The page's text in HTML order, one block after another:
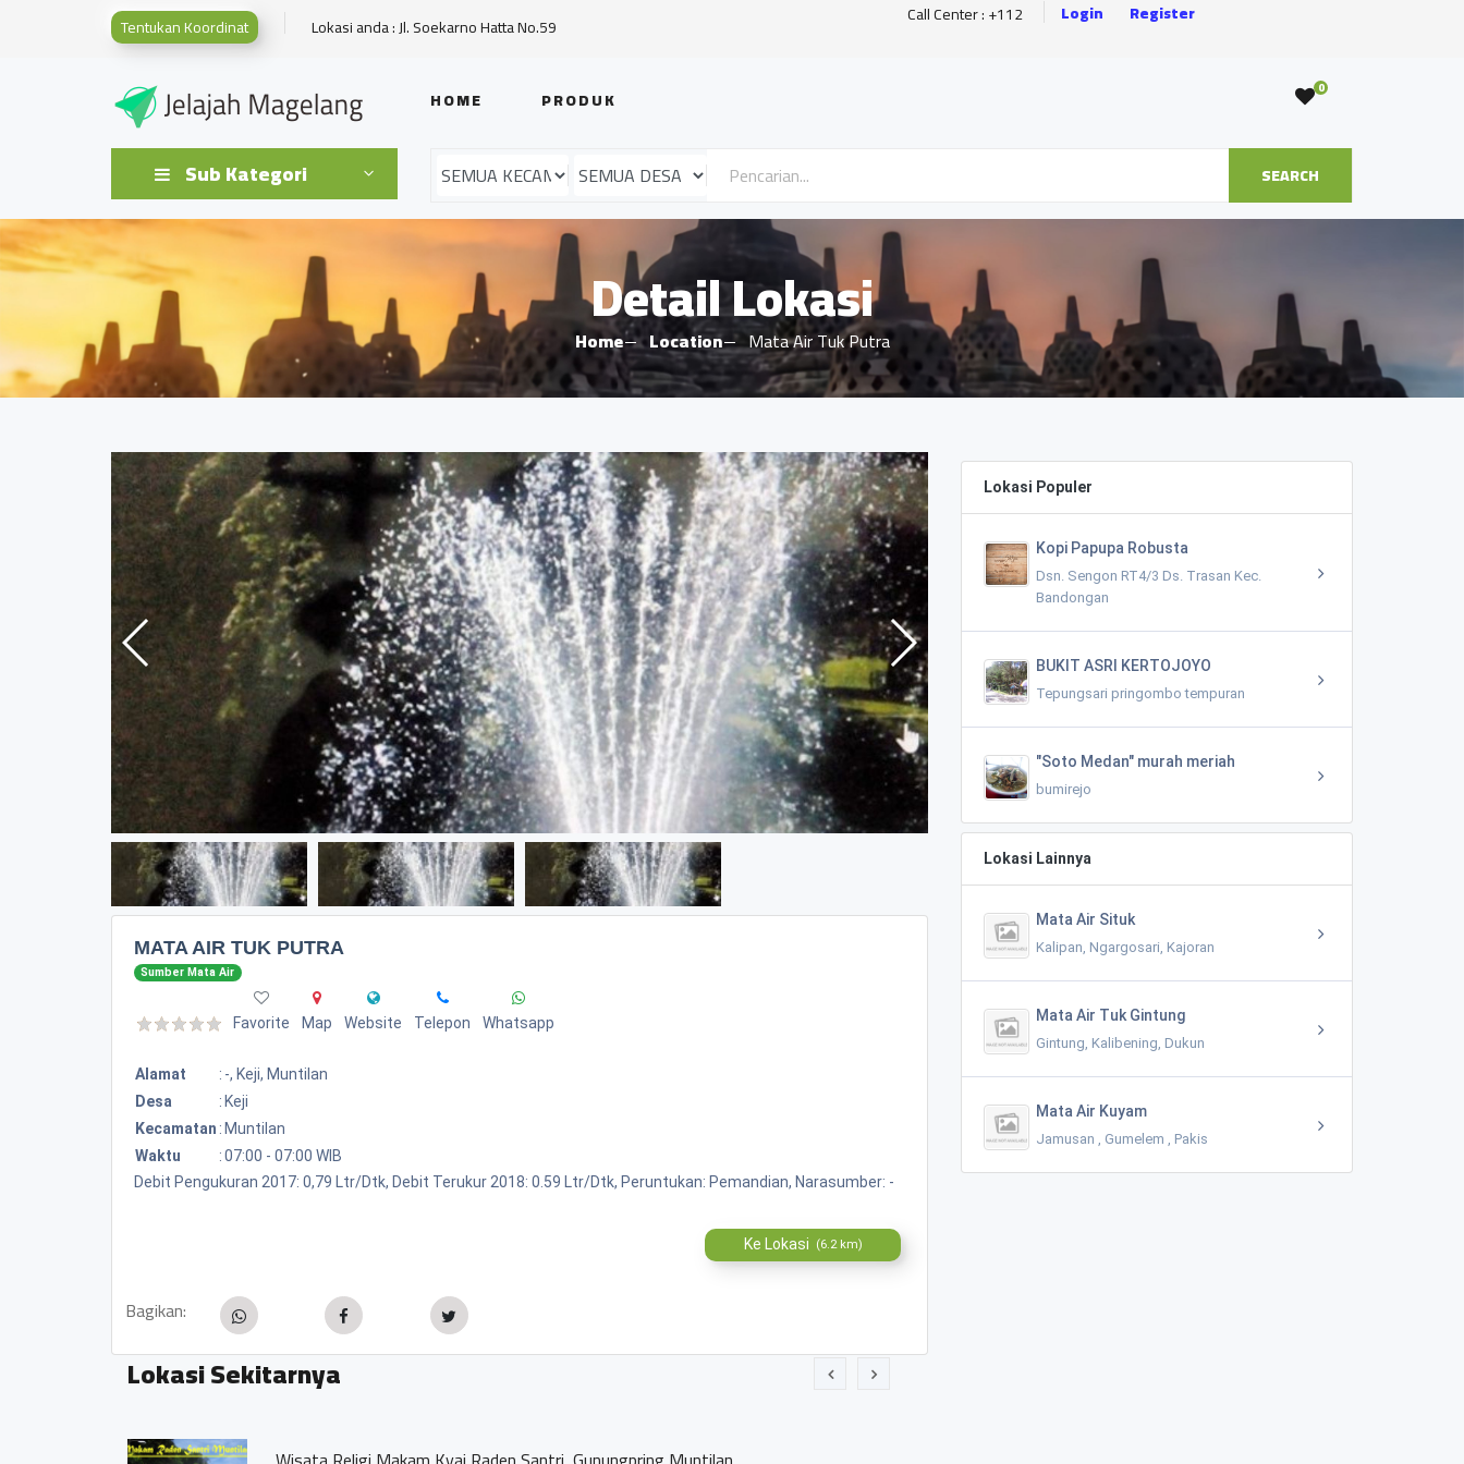
Tentukan Koordinat Lokasi anda : Jl. Soekarno Hatta No.59 Call Center : +112 Login Register
HOME PRODUK 0
Sub Kategori SEARCH
Detail Lokasi
Home Location Mata Air Tuk Putra
MATA AIR TUK PUTRA
Sumber Mata Air
Favorite Map Website Telepon Whatsapp
Alamat : -, Keji, Muntilan
Desa
: Keji
Kecamatan : Muntilan
Waktu
:07:00 - 07:00 WIB
Debit Pengukuran 2017: 0,79 Ltr/Dtk, Debit Terukur 2018: 0.59 Ltr/Dtk, Peruntukan: Pemandian, Narasumber: -
Ke Lokasi (6.2 km)
Bagikan:
Lokasi Sekitarnya
Lokasi Populer
Kopi Papupa Robusta
Dsn. Sengon RT4/3 Ds. Trasan Kec.
Bandongan
BUKIT ASRI KERTOJOYO
Tepungsari pringombo tempuran
"Soto Medan" murah meriah
bumirejo
Lokasi Lainnya
Mata Air Situk
Kalipan, Ngargosari, Kajoran
Mata Air Tuk Gintung
Gintung, Kalibening, Dukun
Mata Air Kuyam
Jamusan , Gumelem , Pakis